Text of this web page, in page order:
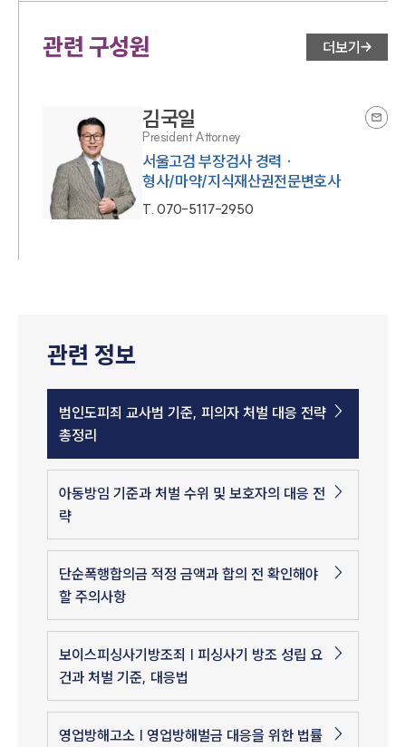
관련 구성원 더보기
김국일
President Attorney
서울고검 부장검사 경력 ·
형사/마약/지식재산권전문변호사
T.070-5117-2950
관련 정보
범인도피죄 교사범 기준, 피의자 처벌 대응 전략
총정리
아동방임 기준과 처벌 수위 및 보호자의 대응 전
략
단순폭행합의금 적정 금액과 합의 전 확인해야
할 주의사항
보이스피싱사기방조죄 | 피싱사기 방조 성립 요
건과 처벌 기준, 대응법
영업방해고소 | 영업방해벌금 대응을 위한 법률